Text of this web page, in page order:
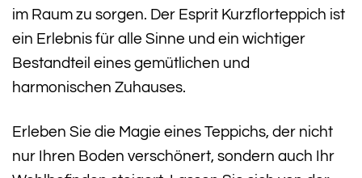
im Raum zu sorgen. Der Esprit Kurzflorteppich ist
ein Erlebnis für alle Sinne und ein wichtiger
Bestandteil eines gemütlichen und
harmonischen Zuhauses.
Erleben Sie die Magie eines Teppichs, der nicht
nur Ihren Boden verschönert, sondern auch Ihr